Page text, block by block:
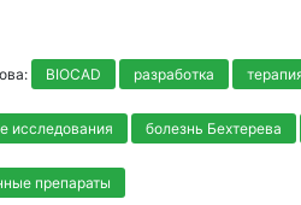
BIOCAD разработка
исследования болезнь Бехтерева
препараты